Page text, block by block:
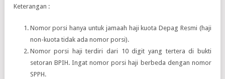
Keterangan :
Nomor porsi hanya untuk jamaah haji kuota Depag Resmi (haji
non-kuota tidak ada nomor porsi).
Nomor porsi haji terdiri dari 10 digit yang tertera di bukti
setoran BPIH. Ingat nomor porsi haji berbeda dengan nomor
SPPH.